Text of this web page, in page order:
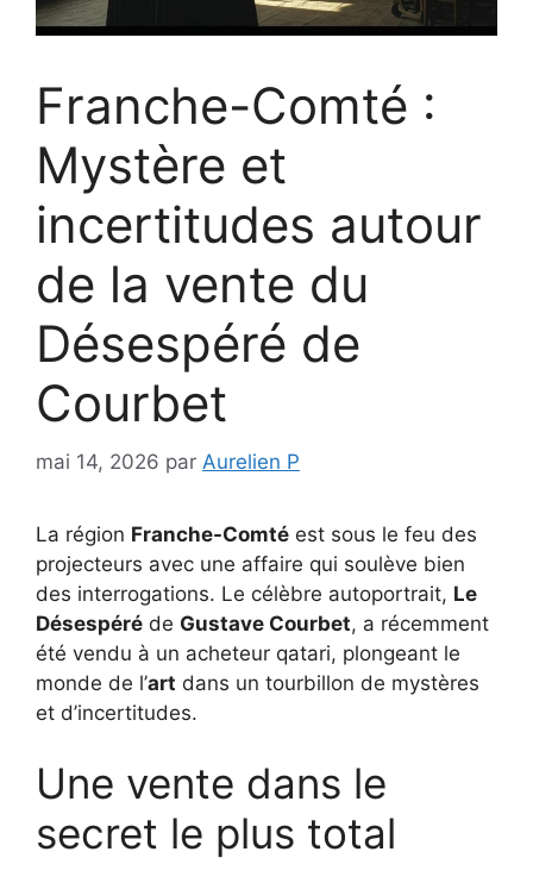
Franche-Comté :
Mystère et
incertitudes autour
de la vente du
Désespéré de
Courbet
mai 14, 2026 par Aurelien P
La région Franche-Comté est sous le feu des
projecteurs avec une affaire qui soulève bien
des interrogations. Le célèbre autoportrait, Le
Désespéré de Gustave Courbet, a récemment
été vendu à un acheteur qatari, plongeant le
monde de l’art dans un tourbillon de mystères
et d’incertitudes.
Une vente dans le
secret le plus total